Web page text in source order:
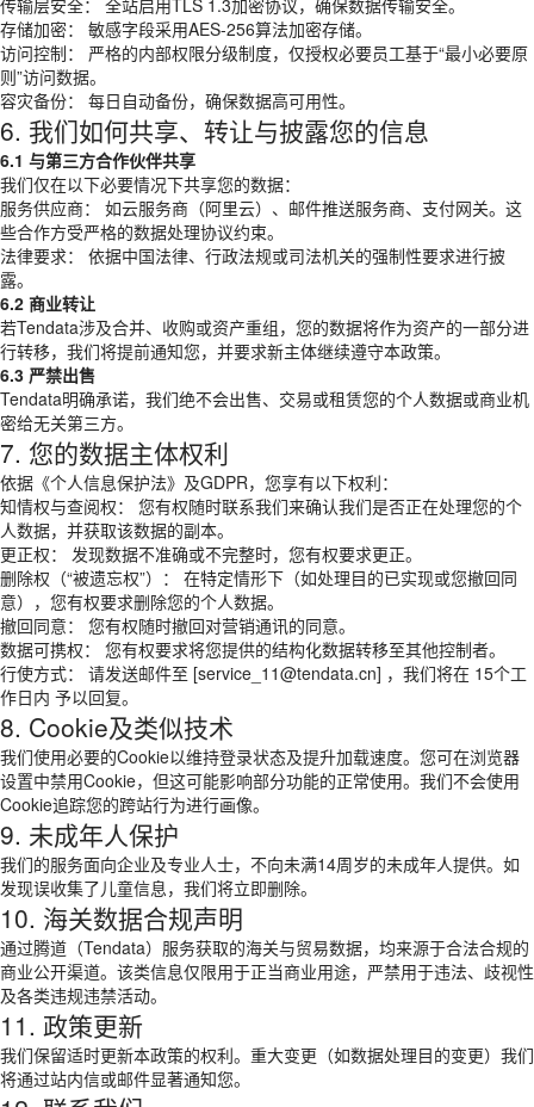
传输层安全： 全站启用TLS 1.3加密协议，确保数据传输安全。
存储加密： 敏感字段采用AES-256算法加密存储。
访问控制： 严格的内部权限分级制度，仅授权必要员工基于“最小必要原
则”访问数据。
容灾备份： 每日自动备份，确保数据高可用性。
6. 我们如何共享、转让与披露您的信息
6.1 与第三方合作伙伴共享
我们仅在以下必要情况下共享您的数据：
服务供应商： 如云服务商（阿里云）、邮件推送服务商、支付网关。这
些合作方受严格的数据处理协议约束。
法律要求： 依据中国法律、行政法规或司法机关的强制性要求进行披
露。
6.2 商业转让
若Tendata涉及合并、收购或资产重组，您的数据将作为资产的一部分进
行转移，我们将提前通知您，并要求新主体继续遵守本政策。
6.3 严禁出售
Tendata明确承诺，我们绝不会出售、交易或租赁您的个人数据或商业机
密给无关第三方。
7. 您的数据主体权利
依据《个人信息保护法》及GDPR，您享有以下权利：
知情权与查阅权： 您有权随时联系我们来确认我们是否正在处理您的个
人数据，并获取该数据的副本。
更正权： 发现数据不准确或不完整时，您有权要求更正。
删除权（“被遗忘权”）： 在特定情形下（如处理目的已实现或您撤回同
意），您有权要求删除您的个人数据。
撤回同意： 您有权随时撤回对营销通讯的同意。
数据可携权： 您有权要求将您提供的结构化数据转移至其他控制者。
行使方式： 请发送邮件至 [service_11@tendata.cn] ，我们将在 15个工
作日内 予以回复。
8. Cookie及类似技术
我们使用必要的Cookie以维持登录状态及提升加载速度。您可在浏览器
设置中禁用Cookie，但这可能影响部分功能的正常使用。我们不会使用
Cookie追踪您的跨站行为进行画像。
9. 未成年人保护
我们的服务面向企业及专业人士，不向未满14周岁的未成年人提供。如
发现误收集了儿童信息，我们将立即删除。
10. 海关数据合规声明
通过腾道（Tendata）服务获取的海关与贸易数据，均来源于合法合规的
商业公开渠道。该类信息仅限用于正当商业用途，严禁用于违法、歧视性
及各类违规违禁活动。
11. 政策更新
我们保留适时更新本政策的权利。重大变更（如数据处理目的变更）我们
将通过站内信或邮件显著通知您。